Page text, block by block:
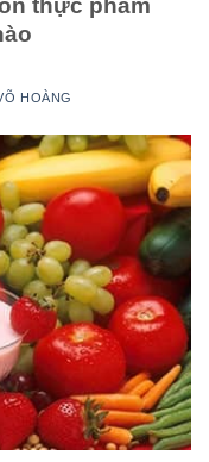
thực phẩm
HOÀNG